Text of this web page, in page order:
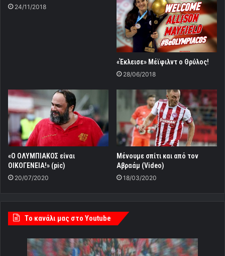
24/11/2018
«Έκλεισε» Μέϊφιλντ ο Θρύλος!
28/06/2018
«Ο ΟΛΥΜΠΙΑΚΟΣ είναι
ΟΙΚΟΓΕΝΕΙΑ!» (pic)
20/07/2020
Μένουμε σπίτι και από τον
Αβραάμ (Video)
18/03/2020
Tο κανάλι μας στο Youtube